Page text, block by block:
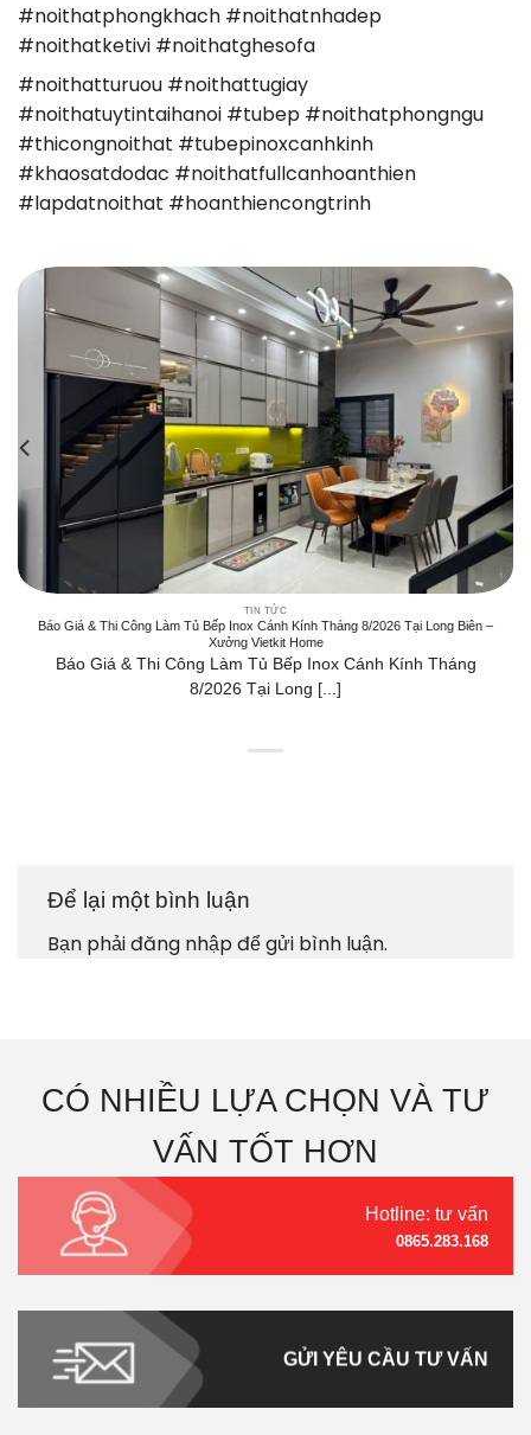
#noithatphongkhach #noithatnhadep
#noithatketivi #noithatghesofa
#noithatturuou #noithattugiay
#noithatuytintaihanoi #tubep #noithatphongngu
#thicongnoithat #tubepinoxcanhkinh
#khaosatdodac #noithatfullcanhoanthien
#lapdatnoithat #hoanthiencongtrinh
TIN TỨC
Báo Giá & Thi Công Làm Tủ Bếp Inox Cánh Kính Tháng 8/2026 Tại Long Biên –
Xưởng Vietkit Home
Báo Giá & Thi Công Làm Tủ Bếp Inox Cánh Kính Tháng
8/2026 Tại Long [...]
Để lại một bình luận
Bạn phảiđăng nhậpđể gửi bình luận.
CÓ NHIỀU LỰA CHỌN VÀ TƯ
VẤN TỐT HƠN
Hotline: tư vấn
0865.283.168
GỬI YÊU CẦU TƯ VẤN